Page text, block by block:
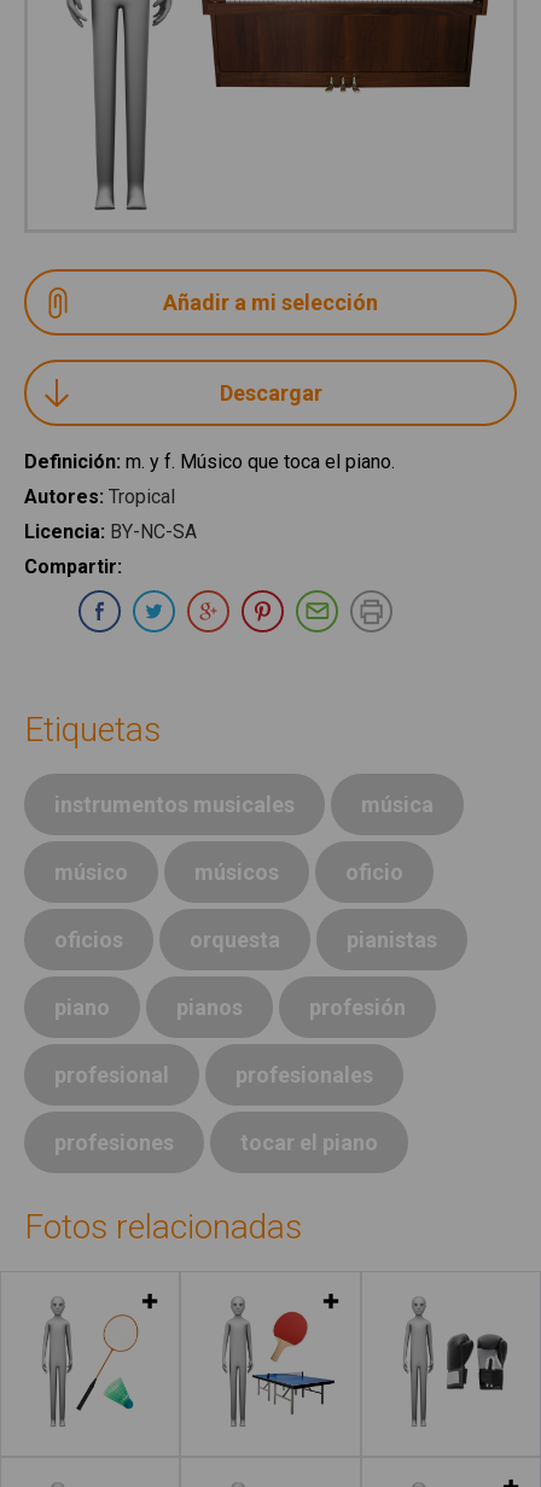
Descargar
Definición: m. y f. Músico que toca el piano.
Autores: Tropical
Licencia: BY-NC-SA
Compartir:
Compartir en Whatsapp
Compartir en Facebook
Compartir en Twitter
Compartir en Google Plus
Compartir en Pinterest
Compartir por E-
Etiquetas
instrumentos musicales música
músico músicos oficio
oficios orquesta pianistas
piano pianos profesión
profesional profesionales
profesiones tocar el piano
Fotos relacionadas